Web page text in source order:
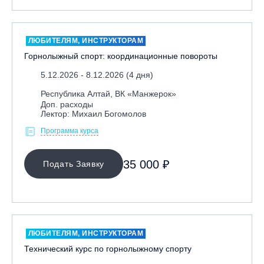
Москва, Скалодром "Атмосфера"
Москва, ул. Олеко Дундича 19/15
Московская обл., ГЛК «Красная Горка»
Московская обл., п. Чулково, ГК «Гая Северина»
Московская обл., Сергиев Посад, вейк парк Boardberry
Нижегородская обл., СК «Хабарское»
Новосибирск, ГЛК «Горский»
ЛЮБИТЕЛЯМ, ИНСТРУКТОРАМ
Горнолыжный спорт: координационные повороты
5.12.2026 - 8.12.2026 (4 дня)
Республика Алтай, ВК «Манжерок»
Доп. расходы
Лектор: Михаил Богомолов
Программа курса
Подать Заявку 35 000 ₽
ЛЮБИТЕЛЯМ, ИНСТРУКТОРАМ
Технический курс по горнолыжному спорту